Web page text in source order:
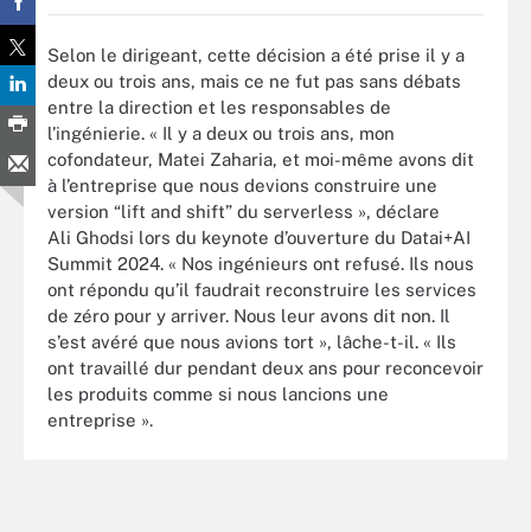
Selon le dirigeant, cette décision a été prise il y a
deux ou trois ans, mais ce ne fut pas sans débats
entre la direction et les responsables de
l’ingénierie. « Il y a deux ou trois ans, mon
cofondateur, Matei Zaharia, et moi-même avons dit
à l’entreprise que nous devions construire une
version “lift and shift” du serverless », déclare
Ali Ghodsi lors du keynote d’ouverture du Datai+AI
Summit 2024. « Nos ingénieurs ont refusé. Ils nous
ont répondu qu’il faudrait reconstruire les services
de zéro pour y arriver. Nous leur avons dit non. Il
s’est avéré que nous avions tort », lâche-t-il. « Ils
ont travaillé dur pendant deux ans pour reconcevoir
les produits comme si nous lancions une
entreprise ».